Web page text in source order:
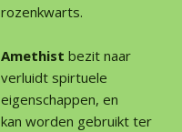
rozenkwarts.
Amethist bezit naar
verluidt spirtuele
eigenschappen, en
kan worden gebruikt ter